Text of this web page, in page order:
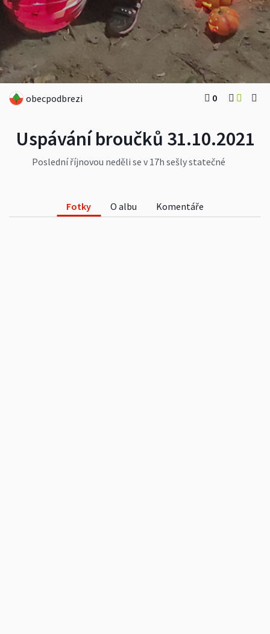
Uspávání broučků 31.10.2021
Poslední říjnovou neděli se v 17h sešly statečné
obecpodbrezi 0
Fotky O albu Komentáře